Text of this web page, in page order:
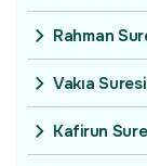
Rahman
Vakıa Suresi
Kafirun